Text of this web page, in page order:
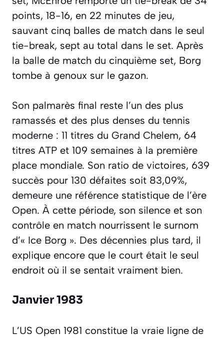
points, 18-16, en 22 minutes de jeu,
sauvant cinq balles de match dans le seul
tie-break, sept au total dans le set. Après
la balle de match du cinquième set, Borg
tombe à genoux sur le gazon.
Son palmarès final reste l’un des plus
ramassés et des plus denses du tennis
moderne : 11 titres du Grand Chelem, 64
titres ATP et 109 semaines à la première
place mondiale. Son ratio de victoires, 639
succès pour 130 défaites soit 83,09%,
demeure une référence statistique de l’ère
Open. À cette période, son silence et son
contrôle en match nourrissent le surnom
d’« Ice Borg ». Des décennies plus tard, il
explique encore que le court était le seul
endroit où il se sentait vraiment bien.
Janvier 1983
L’US Open 1981 constitue la vraie ligne de